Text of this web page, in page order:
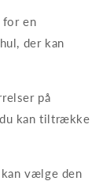
for en
der kan
på
kan tiltrække
vælge den